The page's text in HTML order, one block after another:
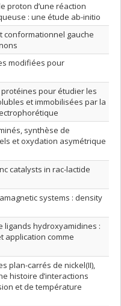
proton d’une réaction
: une étude ab-initio
conformationnel gauche
modifiées pour
pour étudier les
et immobilisées par la
synthèse de
et oxydation asymétrique
catalysts in rac-lactide
systems : density
ligands hydroxyamidines :
application comme
plan-carrés de nickel(II),
histoire d’interactions
et de température